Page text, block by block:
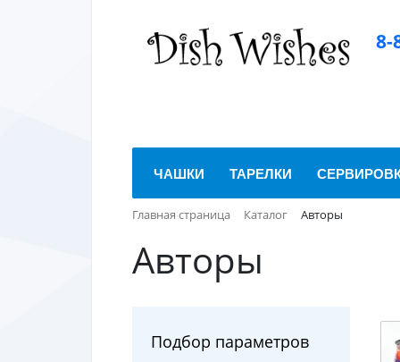
8-
ЧАШКИ ТАРЕЛКИ
Главная страница Каталог Авторы
Авторы
Подбор параметров